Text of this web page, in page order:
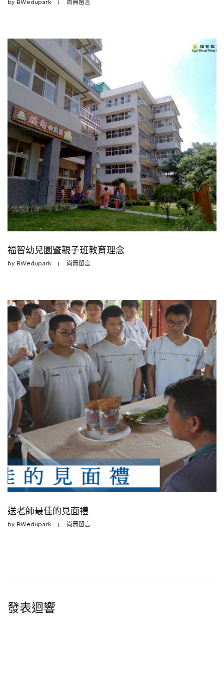
by BWedupark 尚無留言
福智幼兒園暨親子班教育理念
by BWedupark 尚無留言
送老師最佳的見面禮
by BWedupark 尚無留言
發表迴響